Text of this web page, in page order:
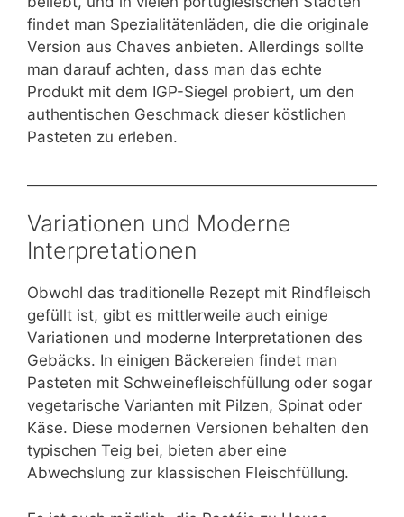
findet man Spezialitätenläden, die die originale
Version aus Chaves anbieten. Allerdings sollte
man darauf achten, dass man das echte
Produkt mit dem IGP-Siegel probiert, um den
authentischen Geschmack dieser köstlichen
Pasteten zu erleben.
Variationen und Moderne
Interpretationen
Obwohl das traditionelle Rezept mit Rindfleisch
gefüllt ist, gibt es mittlerweile auch einige
Variationen und moderne Interpretationen des
Gebäcks. In einigen Bäckereien findet man
Pasteten mit Schweinefleischfüllung oder sogar
vegetarische Varianten mit Pilzen, Spinat oder
Käse. Diese modernen Versionen behalten den
typischen Teig bei, bieten aber eine
Abwechslung zur klassischen Fleischfüllung.